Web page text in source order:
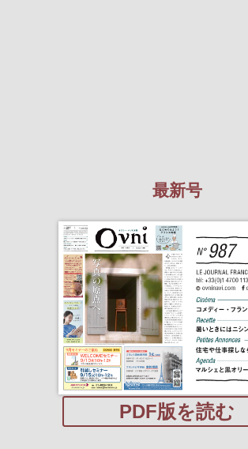
最新号
PDF版を読む